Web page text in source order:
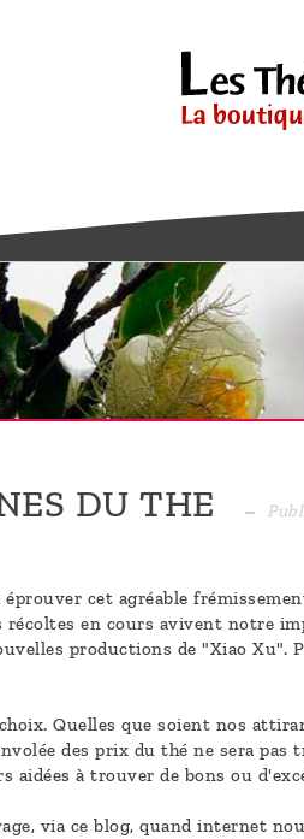
DU THE
cet agréable
en cours avivent notre
productions de "Xiao Xu".
Quelles que soient nos
des prix du thé ne sera
à trouver de bons ou
via ce blog, quand internet